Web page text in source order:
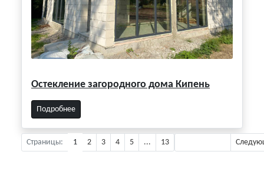
Остекление загородного дома Кипень
Подробнее
Страницы: 1 2 3 4 5 ... 13